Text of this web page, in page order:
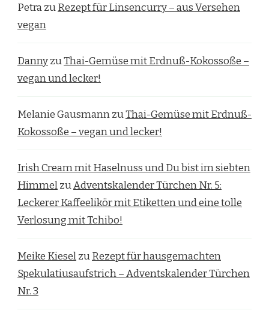
PetrazuRezept für Linsencurry – aus Versehen
vegan
DannyzuThai-Gemüse mit Erdnuß-Kokossoße –
vegan und lecker!
Melanie GausmannzuThai-Gemüse mit Erdnuß-
Kokossoße – vegan und lecker!
Irish Cream mit Haselnuss und Du bist im siebten
HimmelzuAdventskalender Türchen Nr. 5:
Leckerer Kaffeelikör mit Etiketten und eine tolle
Verlosung mit Tchibo!
Meike KieselzuRezept für hausgemachten
Spekulatiusaufstrich – Adventskalender Türchen
Nr. 3